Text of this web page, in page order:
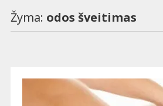
Žyma: odos šveitimas